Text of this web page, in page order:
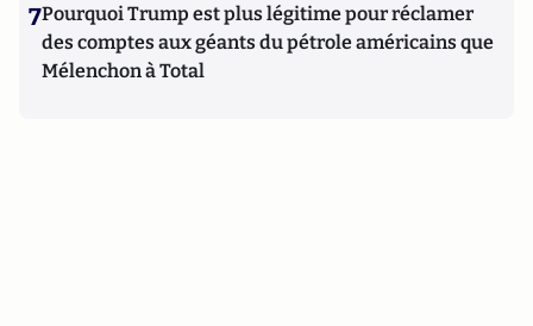
7Pourquoi Trump est plus légitime pour réclamer
des comptes aux géants du pétrole américains que
Mélenchon à Total